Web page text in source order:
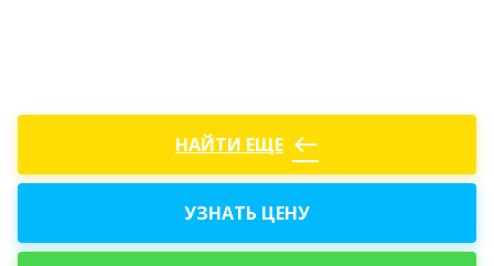
НАЙТИ ЕЩЕ west
УЗНАТЬ ЦЕНУ